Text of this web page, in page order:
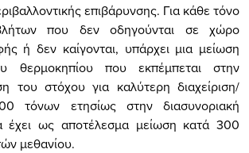
επιβάρυνσης. Για κάθε τόνο
που δεν οδηγούνται σε χώρο
ή δεν καίγονται, υπάρχει μια μείωση
θερμοκηπίου που εκπέμπεται στην
του στόχου για καλύτερη διαχείριση/
τόνων ετησίως στην διασυνοριακή
έχει ως αποτέλεσμα μείωση κατά 300
μεθανίου.